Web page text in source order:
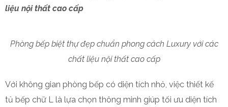
liệu nội thất cao cấp
Phòng bếp biệt thự đẹp chuẩn phong cách Luxury với các
chất liệu nội thất cao cấp
Với không gian phòng bếp có diện tích nhỏ, việc thiết kế
tủ bếp chữ L là lựa chọn thông minh giúp tối ưu diện tích